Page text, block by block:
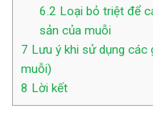
6.2 Loại bỏ triệt để
sản của muỗi
7 Lưu ý khi sử dụng các
muỗi)
8 Lời kết